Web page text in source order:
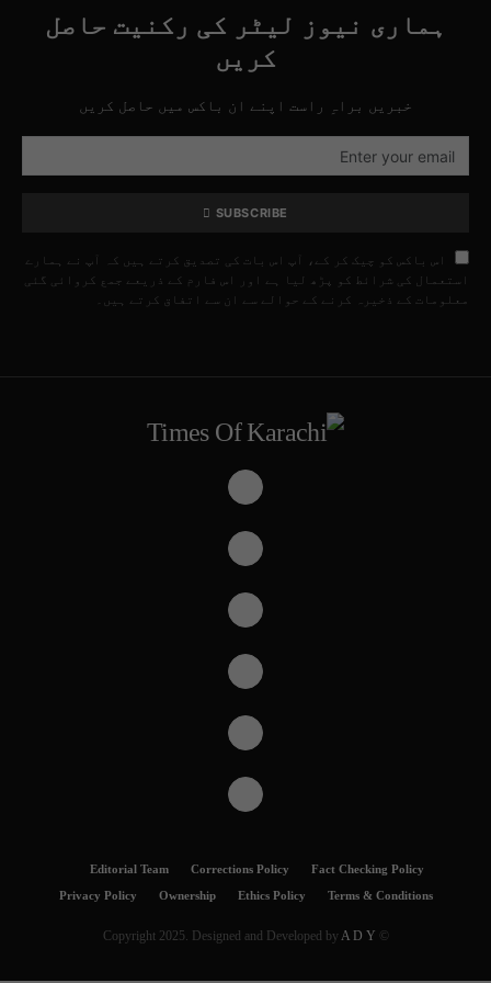
ہماری نیوز لیٹر کی رکنیت حاصل
کریں
خبریں براہِ راست اپنے ان باکس میں حاصل کریں
SUBSCRIBE
اس باکس کو چیک کر کے، آپ اس بات کی تصدیق کرتے ہیں کہ آپ نے ہمارے
استعمال کی شرائط کو پڑھ لیا ہے اور اس فارم کے ذریعے جمع کروائی گئی
معلومات کے ذخیرہ کرنے کے حوالے سے ان سے اتفاق کرتے ہیں۔
Fact Checking Policy
Corrections Policy
Editorial Team
Terms & Conditions
Ethics Policy
Ownership
Privacy Policy
© Copyright 2025. Designed and Developed by
A D Y